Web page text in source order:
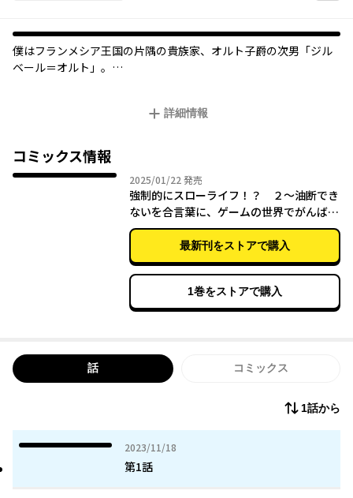
僕はフランメシア王国の片隅の貴族家、オルト子爵の次男「ジル
ベール＝オルト」。
あのゲームは確定の負けイベントがあったし、やばいやばい…。
僕だけ知ってるこの現状、悠長に生活している場合じゃない、油
断できない。4歳から知識と力をつけて生き抜かなきゃ…!!
詳細情報
コミックス情報
2025/01/22 2025年01月22日
発売
強制的にスローライフ！？ ２～油断でき
ないを合言葉に、ゲームの世界でがんばり
ます～
最新刊をストアで購入
1巻をストアで購入
話 コミックス
1話から
2023/11/18
2023年11月18日
第1話